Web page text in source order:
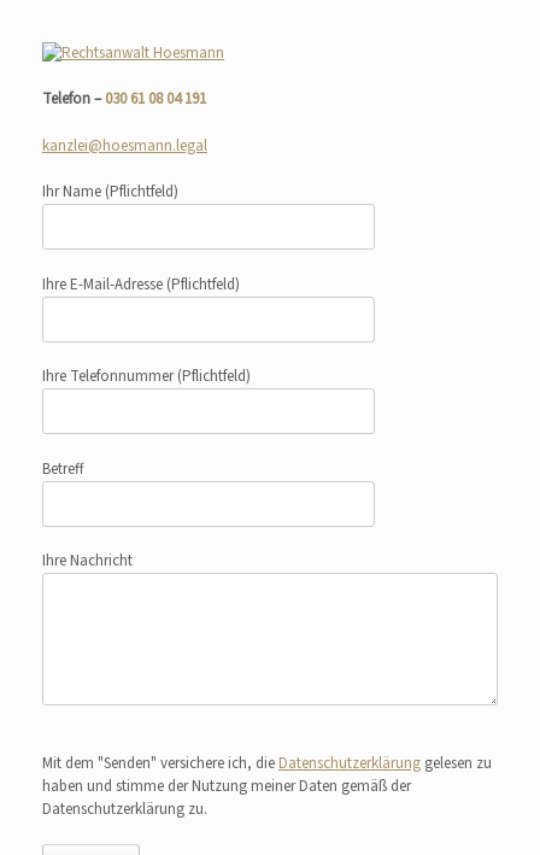
Telefon –030 61 08 04 191
kanzlei@hoesmann.legal
Ihr Name (Pflichtfeld)
Ihre E-Mail-Adresse (Pflichtfeld)
Ihre Telefonnummer(Pflichtfeld)
Betreff
Ihre Nachricht
Mit dem "Senden" versichere ich, die Datenschutzerklärung gelesen zu
haben und stimme der Nutzung meiner Daten gemäß der
Datenschutzerklärung zu.